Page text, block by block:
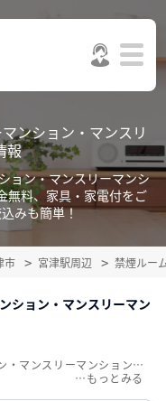
ンション・マンスリ
報
ョン・マンスリーマンシ
無料、家具・家電付をご
みも簡単！
市 宮津駅周辺 禁煙ルー
ション・マンスリーマン
宮津駅/禁煙ルームのウィークリーマンション・マンスリーマンション賃貸物件一覧を掲載中。敷金・礼金無料、家具・家電付をご紹介。こだわり条件での絞込みも簡単！
…